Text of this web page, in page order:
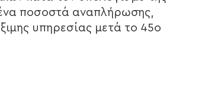
ποσοστά αναπλήρωσης,
υπηρεσίας μετά το 45ο